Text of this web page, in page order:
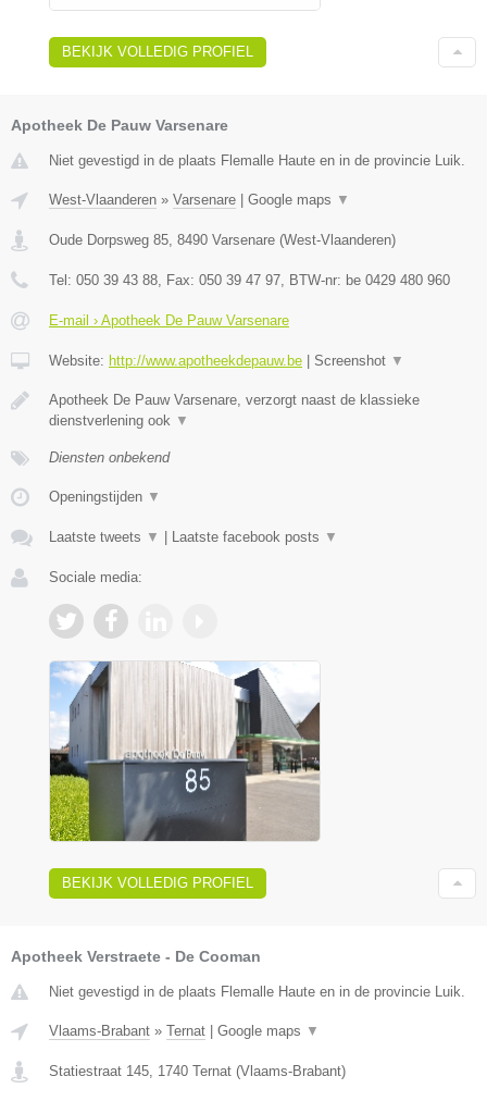
BEKIJK VOLLEDIG PROFIEL
Apotheek De Pauw Varsenare
Niet gevestigd in de plaats Flemalle Haute en in de provincie Luik.
West-Vlaanderen » Varsenare Google maps ▼
Oude Dorpsweg 85 8490 Varsenare (West-Vlaanderen)
Tel: 050 39 43 88 , Fax: 050 39 47 97 , BTW-nr: be 0429 480 960
E-mail › Apotheek De Pauw Varsenare
Website: http://www.apotheekdepauw.be Screenshot ▼
Apotheek De Pauw Varsenare, verzorgt naast de klassieke
dienstverlening ook ▼
Diensten onbekend
Openingstijden ▼
Laatste tweets ▼ Laatste facebook posts ▼
Sociale media:
BEKIJK VOLLEDIG PROFIEL
Apotheek Verstraete - De Cooman
Niet gevestigd in de plaats Flemalle Haute en in de provincie Luik.
Vlaams-Brabant » Ternat | Google maps ▼
Statiestraat 145 1740 Ternat (Vlaams-Brabant)